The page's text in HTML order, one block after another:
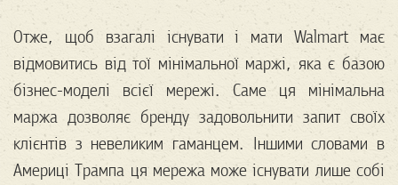
Отже, щоб взагалі існувати і мати Walmart має
відмовитись від тої мінімальної маржі, яка є базою
бізнес-моделі всієї мережі. Саме ця мінімальна
маржа дозволяє бренду задовольнити запит своїх
клієнтів з невеликим гаманцем. Іншими словами в
Америці Трампа ця мережа може існувати лише собі